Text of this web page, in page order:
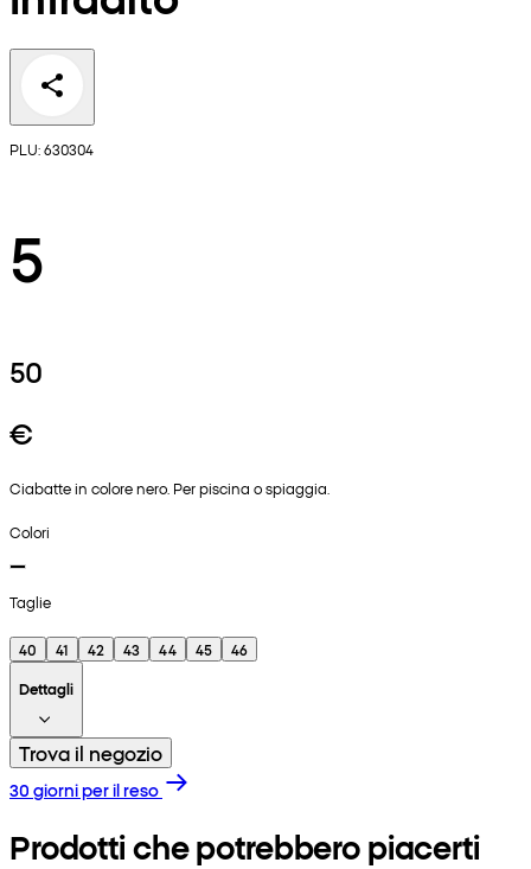
PLU: 630304
5
50
€
Ciabatte in colore nero. Per piscina o spiaggia.
Colori
Taglie
40 41 42 43 44 45
46
Dettagli
Trova il negozio
30 giorni per il reso
Prodotti che potrebbero piacerti